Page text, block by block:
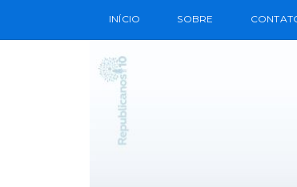
INÍCIO SOBRE